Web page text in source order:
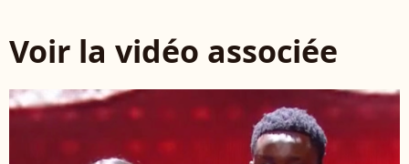
Voir la vidéo associée